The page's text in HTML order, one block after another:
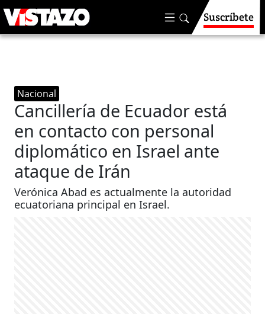
Suscríbete
Nacional
Cancillería de Ecuador está
en contacto con personal
diplomático en Israel ante
ataque de Irán
Verónica Abad es actualmente la autoridad
ecuatoriana principal en Israel.